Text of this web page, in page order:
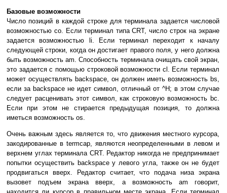
Базовые возможности
Число позиций в каждой строке для терминала задается числовой
возможностью co. Если терминал типа CRT, число строк на экране
задается возможностью li. Если терминал переходит к началу
следующей строки, когда он достигает правого поля, у него должна
быть возможность am. Способность терминала очищать свой экран,
это задается с помощью строковой возможности cl. Если терминал
может осуществлять backspace, он должен иметь возможность bs,
если за backspace не идет символ, отличный от ^H; в этом случае
следует расценивать этот символ, как строковую возможность bc.
Если при этом не стирается предыдущая позиция, то должна
иметься возможность os.
Очень важным здесь является то, что движения местного курсора,
закодированные в termcap, являются неопределенными в левом и
верхнем углах терминала CRT. Редактор никогда не предпринимает
попытки осуществить backspace у левого угла, также он не будет
продвигаться вверх. Редактор считает, что подача низа экрана
вызовет подъем экрана вверх, а возможность am говорит,